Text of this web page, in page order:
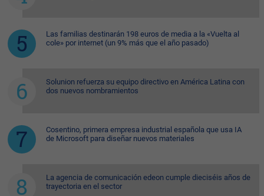
Las familias destinarán 198 euros de media a la «Vuelta al
cole» por internet (un 9% más que el año pasado)
Solunion refuerza su equipo directivo en América Latina con
dos nuevos nombramientos
Cosentino, primera empresa industrial española que usa IA
de Microsoft para diseñar nuevos materiales
La agencia de comunicación edeon cumple dieciséis años de
trayectoria en el sector